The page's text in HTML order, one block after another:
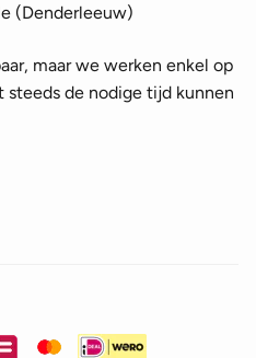
(Denderleeuw)
maar we werken enkel op
steeds de nodige tijd kunnen